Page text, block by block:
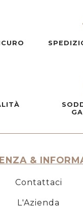
&
Contattaci
L'Azienda